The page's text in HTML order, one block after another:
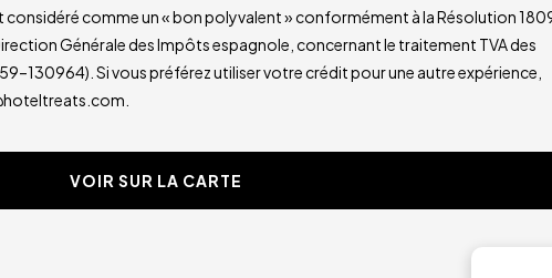
considéré comme un « bon polyvalent » conformément à la Résolution
Générale des Impôts espagnole, concernant le traitement TVA des
Si vous préférez utiliser votre crédit pour une autre expérience,
VOIR SUR LA CARTE